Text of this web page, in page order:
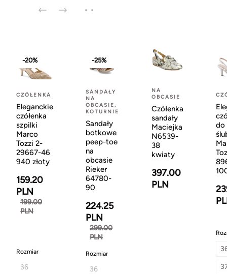
-20%
CZÓŁENKA
Eleganckie
czółenka
szpilki
Marco
Tozzi 2-
29667-46
940 złoty
159.20
PLN
199.00
PLN
Rozmiar
36
-25%
SANDAŁY
NA
OBCASIE,
KOTURNIE
Sandały
botkowe
peep-toe
na
obcasie
Rieker
64780-
90
224.25
PLN
299.00
PLN
Rozmiar
36
NA
OBCASIE
Czółenka
sandały
Maciejka
N6539-
38
kwiaty
397.00
PLN
do